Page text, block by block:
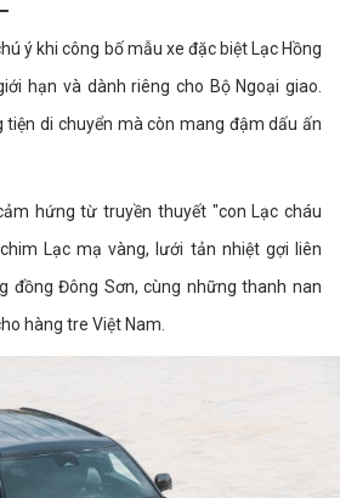
ý khi công bố mẫu xe đặc biệt Lạc Hồng
hạn và dành riêng cho Bộ Ngoại giao.
di chuyển mà còn mang đậm dấu ấn
hứng từ truyền thuyết "con Lạc cháu
Lạc mạ vàng, lưới tản nhiệt gợi liên
đồng Đông Sơn, cùng những thanh nan
hàng tre Việt Nam.